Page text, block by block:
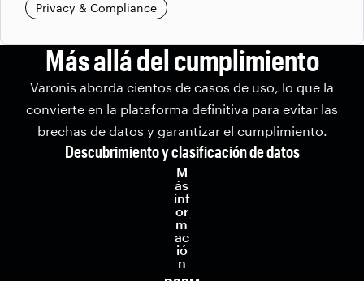
Privacy & Compliance
Más allá del cumplimiento
Varonis aborda cientos de casos de uso, lo que la
convierte en la plataforma definitiva para evitar las
brechas de datos y garantizar el cumplimiento.
Descubrimiento y clasificación de datos
M
ás
inf
or
m
ac
ió
n